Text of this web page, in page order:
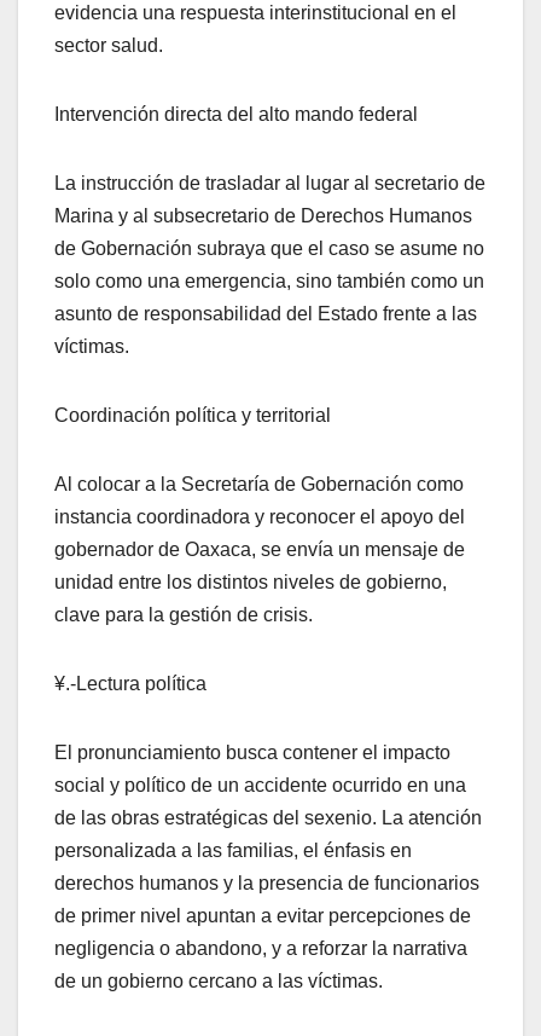
evidencia una respuesta interinstitucional en el
sector salud.
Intervención directa del alto mando federal
La instrucción de trasladar al lugar al secretario de
Marina y al subsecretario de Derechos Humanos
de Gobernación subraya que el caso se asume no
solo como una emergencia, sino también como un
asunto de responsabilidad del Estado frente a las
víctimas.
Coordinación política y territorial
Al colocar a la Secretaría de Gobernación como
instancia coordinadora y reconocer el apoyo del
gobernador de Oaxaca, se envía un mensaje de
unidad entre los distintos niveles de gobierno,
clave para la gestión de crisis.
¥.-Lectura política
El pronunciamiento busca contener el impacto
social y político de un accidente ocurrido en una
de las obras estratégicas del sexenio. La atención
personalizada a las familias, el énfasis en
derechos humanos y la presencia de funcionarios
de primer nivel apuntan a evitar percepciones de
negligencia o abandono, y a reforzar la narrativa
de un gobierno cercano a las víctimas.